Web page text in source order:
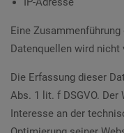
Eine
Datenquellen wird nicht
Die Erfassung dieser
Abs. 1 lit. f DSGVO.
Interesse an der